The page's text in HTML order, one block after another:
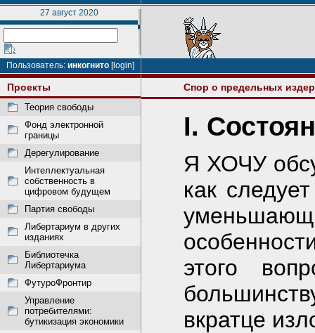
27 август 2020
Пользователь: инкогнито [login]
Проекты
Теория свободы
Фонд электронной
границы
Дерегулирование
Интеллектуальная
собственность в
цифровом будущем
Партия свободы
Либертариум в других
изданиях
Библиотечка
Либертариума
ФутуроФронтир
Управление
потребителями:
бутикизация экономики
Спор о предельных
I.
Я ХОЧУ
как
этого
вкратце